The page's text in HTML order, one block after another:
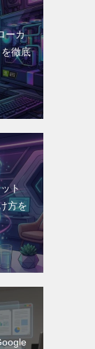
ーカ
徹底
ト
方を